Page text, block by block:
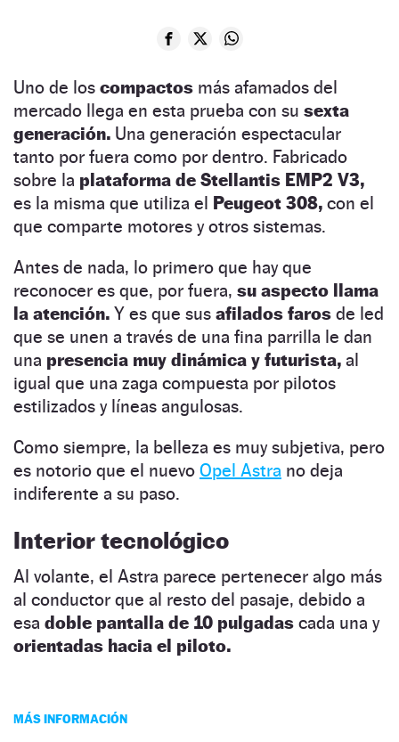
Uno de los compactos más afamados del
mercado llega en esta prueba con su sexta
generación. Una generación espectacular
tanto por fuera como por dentro. Fabricado
sobre la plataforma de Stellantis EMP2 V3,
es la misma que utiliza el Peugeot 308, con el
que comparte motores y otros sistemas.
Antes de nada, lo primero que hay que
reconocer es que, por fuera, su aspecto llama
la atención. Y es que sus afilados faros de led
que se unen a través de una fina parrilla le dan
una presencia muy dinámica y futurista, al
igual que una zaga compuesta por pilotos
estilizados y líneas angulosas.
Como siempre, la belleza es muy subjetiva, pero
es notorio que el nuevo Opel Astra no deja
indiferente a su paso.
Interior tecnológico
Al volante, el Astra parece pertenecer algo más
al conductor que al resto del pasaje, debido a
esa doble pantalla de 10 pulgadas cada una y
orientadas hacia el piloto.
MÁS INFORMACIÓN